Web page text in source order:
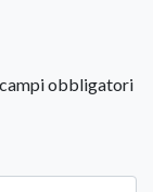
obbligatori